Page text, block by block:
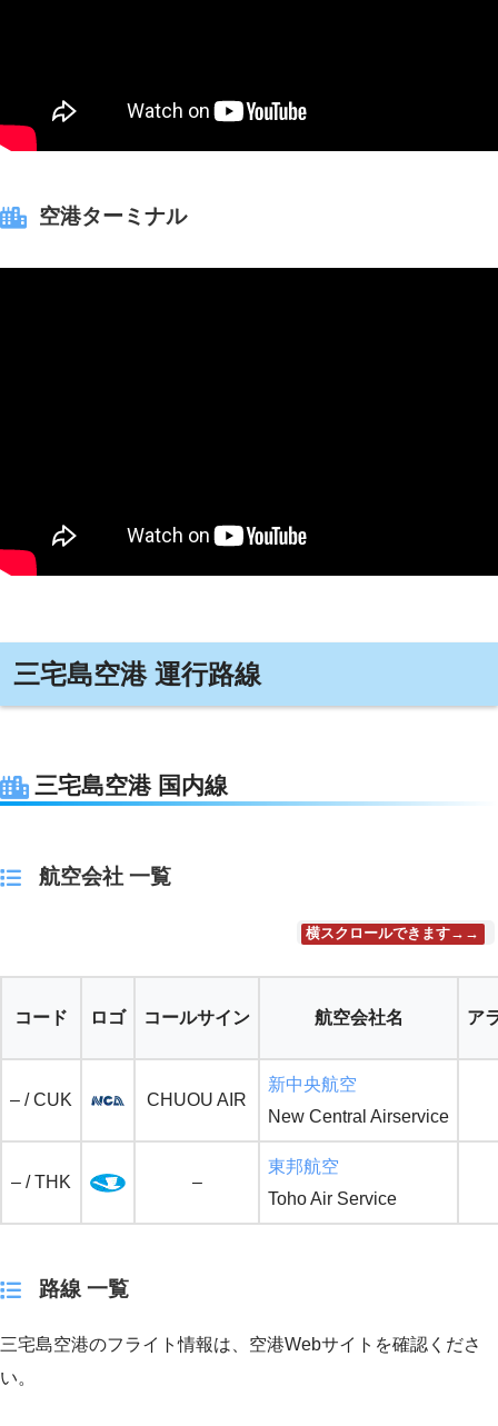
空港ターミナル
三宅島空港 運行路線
三宅島空港 国内線
航空会社 一覧
横スクロールできます→→
コード ロゴ コールサイン 航空会社名 ア
– / CUK CHUOU AIR
新中央航空
New Central Airservice
– / THK –
東邦航空
Toho Air Service
路線 一覧
三宅島空港のフライト情報は、空港Webサイトを確認くださ
い。